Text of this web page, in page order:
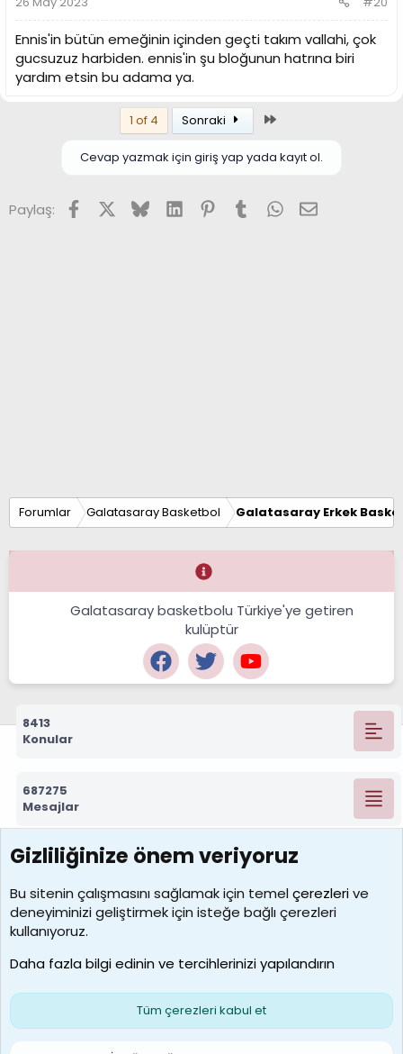
Ennis'in bütün emeğinin içinden geçti takım vallahi, çok
gucsuzuz harbiden. ennis'in şu bloğunun hatrına biri
yardım etsin bu adama ya.
1 of 4 Sonraki
Cevap yazmak için giriş yap yada kayıt ol.
Paylaş: FacebookX (Twitter)
BlueskyLinkedInPinterest
TumblrWhatsApp
E-posta
Forumlar Galatasaray Basketbol Galatasaray Erkek
Galatasaray basketbolu Türkiye'ye getiren
kulüptür
8413
Konular
687275
Mesajlar
7389
Kullanıcılar
idriskaancelik
Son üye
Çerezler
S
Gizliliğinize önem veriyoruz
Bu sitenin çalışmasını sağlamak için temelçerezlerive
deneyiminizi geliştirmek için isteğe bağlı çerezleri
kullanıyoruz.
Daha fazla bilgi edinin ve tercihlerinizi yapılandırın
Tüm çerezleri kabul et